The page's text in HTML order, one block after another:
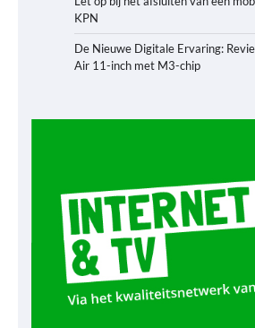
KPN
De Nieuwe Digitale Ervaring:
Air 11-inch met M3-chip